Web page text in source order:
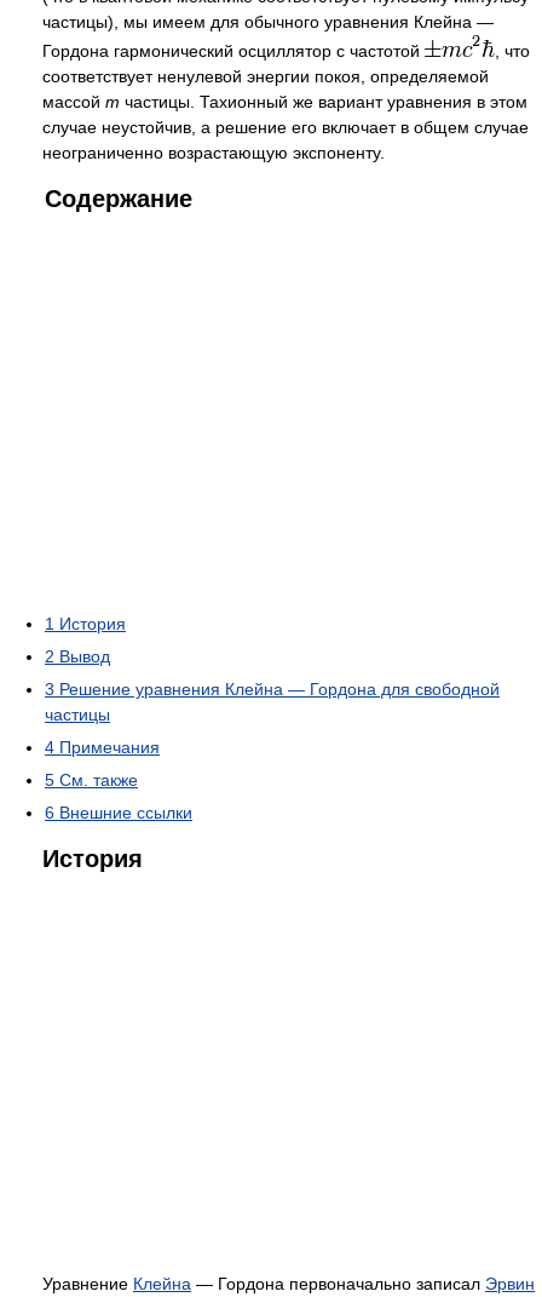
частицы), мы имеем для обычного уравнения Клейна —
Гордона гармонический осциллятор с частотой
, что
соответствует ненулевой энергии покоя, определяемой
массой m частицы. Тахионный же вариант уравнения в этом
случае неустойчив, а решение его включает в общем случае
неограниченно возрастающую экспоненту.
Содержание
1 История
2 Вывод
3 Решение уравнения Клейна — Гордона для свободной
частицы
4 Примечания
5 См. также
6 Внешние ссылки
История
Уравнение Клейна — Гордона первоначально записал Эрвин